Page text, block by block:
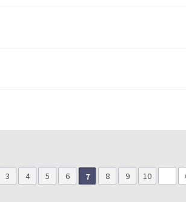
3 4 5 6 7 8 9 10